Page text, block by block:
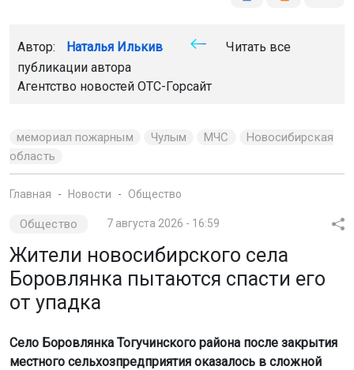
Автор: Наталья Илькив
Читать все
публикации автора
Агентство новостей ОТС-Горсайт
мемориал пожарным Чулым МЧС
Новосибирская
область
Главная Новости Общество
Общество 7 августа 2026 - 16:59
Жители новосибирского села
Боровлянка пытаются спасти его
от упадка
Село Боровлянка Тогучинского района после закрытия
местного сельхозпредприятия оказалось в сложной